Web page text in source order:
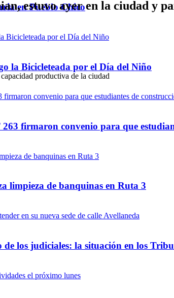
en Pueblo Chico
la Bicicleteada por el Día del Niño
firmaron convenio para que
limpieza de banquinas en Ruta 3
los judiciales: la situación en los
estuvo ayer en la ciudad y